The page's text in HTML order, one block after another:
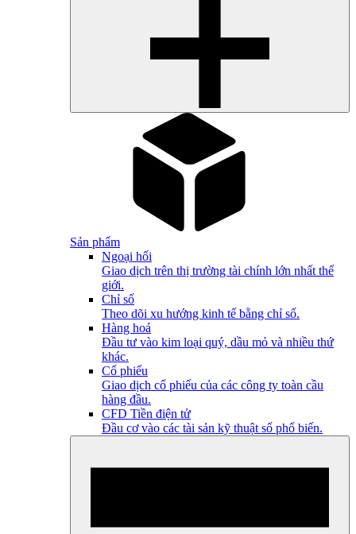
Sản phẩm
Ngoại hối
Giao dịch trên thị trường tài chính lớn nhất thế
giới.
Chỉ số
Theo dõi xu hướng kinh tế bằng chỉ số.
Hàng hoá
Đầu tư vào kim loại quý, dầu mỏ và nhiều thứ
khác.
Cổ phiếu
Giao dịch cổ phiếu của các công ty toàn cầu
hàng đầu.
CFD Tiền điện tử
Đầu cơ vào các tài sản kỹ thuật số phổ biến.